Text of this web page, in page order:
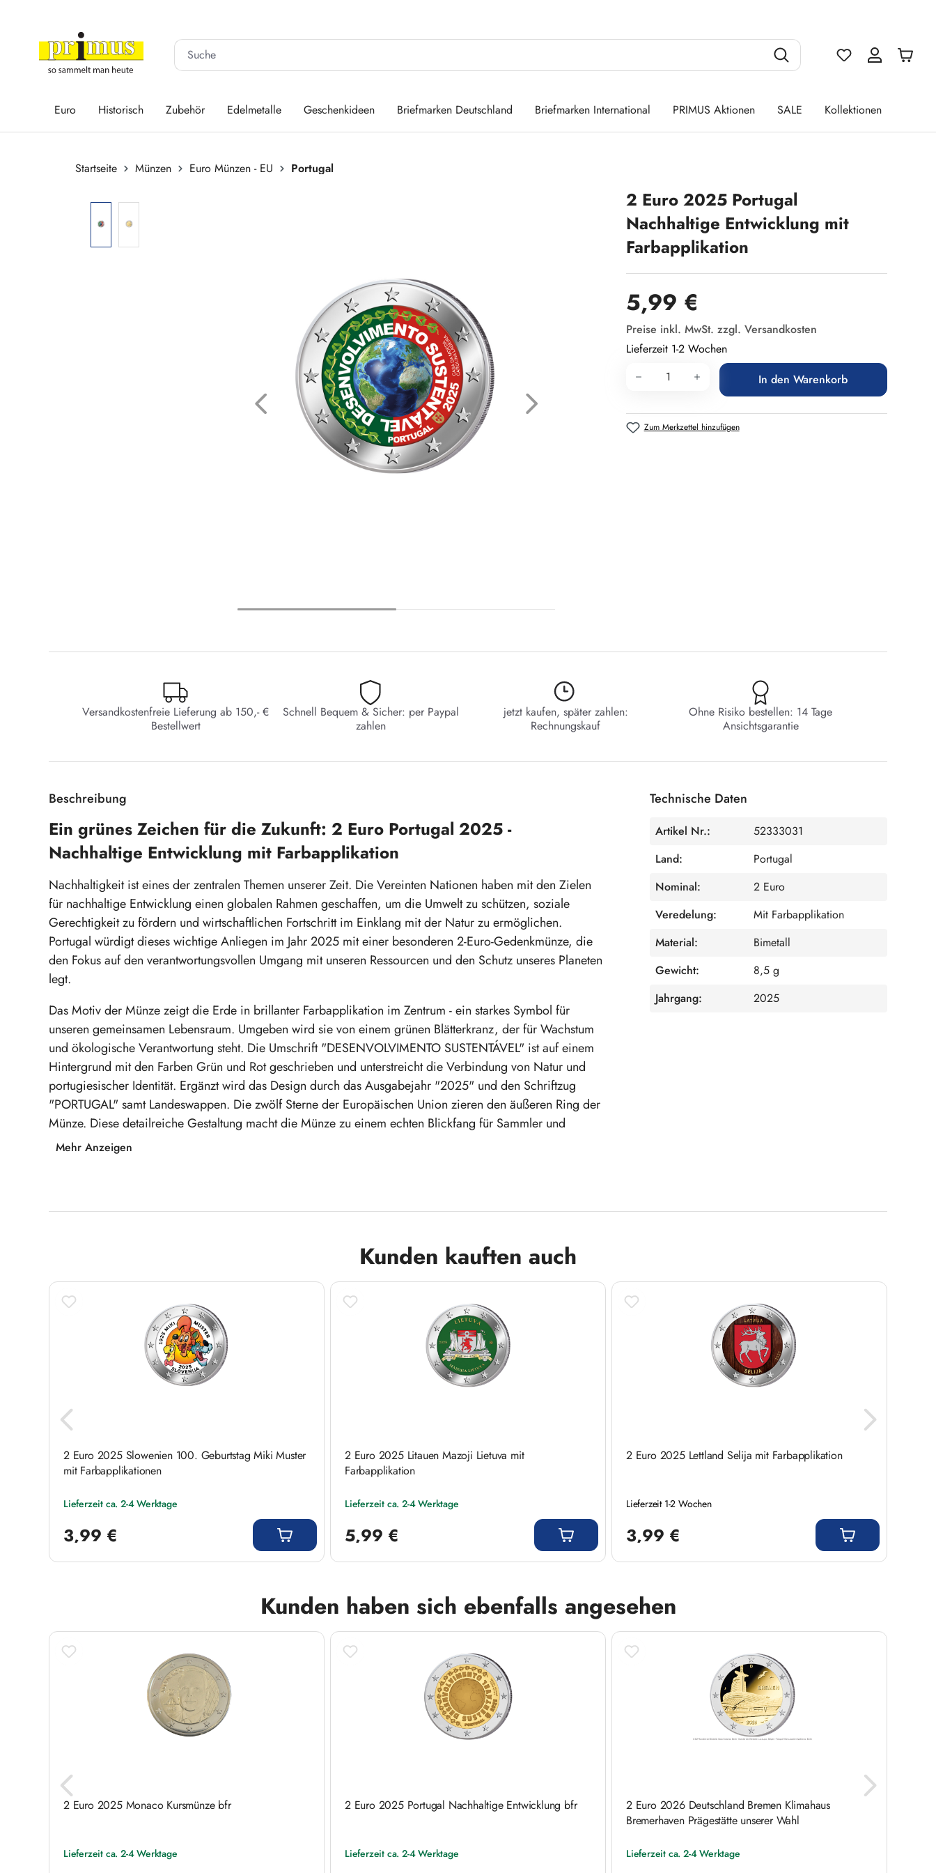
Du hast 0
Euro Historisch Zubehör Edelmetalle Geschenkideen Briefmarken Deutschland Briefmarken International PRIMUS Aktionen SALE Kollektionen
Startseite Münzen Euro Münzen - EU
Portugal
2 Euro 2025 Portugal
Nachhaltige Entwicklung mit
Farbapplikation
Regulärer Preis:
5,99 €
Preise inkl. MwSt. zzgl. Versandkosten
Lieferzeit 1-2 Wochen
Produkt Anzahl: Gib den gewünschten
In den Warenkorb
Zum Merkzettel hinzufügen
Versandkostenfreie Lieferung ab 150,- €
Bestellwert
Schnell Bequem & Sicher: per Paypal
zahlen
jetzt kaufen, später zahlen:
Rechnungskauf
Ohne Risiko bestellen: 14 Tage
Ansichtsgarantie
Beschreibung
Ein grünes Zeichen für die Zukunft: 2 Euro Portugal 2025 -
Nachhaltige Entwicklung mit Farbapplikation
Nachhaltigkeit ist eines der zentralen Themen unserer Zeit. Die Vereinten Nationen haben mit den Zielen
für nachhaltige Entwicklung einen globalen Rahmen geschaffen, um die Umwelt zu schützen, soziale
Gerechtigkeit zu fördern und wirtschaftlichen Fortschritt im Einklang mit der Natur zu ermöglichen.
Portugal würdigt dieses wichtige Anliegen im Jahr 2025 mit einer besonderen 2-Euro-Gedenkmünze, die
den Fokus auf den verantwortungsvollen Umgang mit unseren Ressourcen und den Schutz unseres Planeten
legt.
Das Motiv der Münze zeigt die Erde in brillanter Farbapplikation im Zentrum - ein starkes Symbol für
unseren gemeinsamen Lebensraum. Umgeben wird sie von einem grünen Blätterkranz, der für Wachstum
und ökologische Verantwortung steht. Die Umschrift "DESENVOLVIMENTO SUSTENTÁVEL" ist auf einem
Hintergrund mit den Farben Grün und Rot geschrieben und unterstreicht die Verbindung von Natur und
portugiesischer Identität. Ergänzt wird das Design durch das Ausgabejahr "2025" und den Schriftzug
"PORTUGAL" samt Landeswappen. Die zwölf Sterne der Europäischen Union zieren den äußeren Ring der
Münze. Diese detailreiche Gestaltung macht die Münze zu einem echten Blickfang für Sammler und
Umweltbewusste.
Nennwert: 2 Euro - Durchmesser 25,75 mm, Gewicht 8,5 g
Sichern Sie sich jetzt dieses bedeutungsvolle Sammlerstück und setzen Sie ein Zeichen für
Technische Daten
Artikel Nr.:
52333031
Land:
Portugal
Nominal:
2 Euro
Veredelung:
Mit Farbapplikation
Material:
Bimetall
Gewicht:
8,5 g
Jahrgang:
2025
Mehr Anzeigen
Kunden kauften auch
2 Euro 2025 Slowenien 100. Geburtstag Miki Muster
mit Farbapplikationen
Lieferzeit ca. 2-4 Werktage
3,99 €
2 Euro 2025 Litauen Mazoji Lietuva mit
Farbapplikation
Lieferzeit ca. 2-4 Werktage
5,99 €
2 Euro 2025 Lettland Selija mit Farbapplikation
Lieferzeit 1-2 Wochen
3,99 €
Kunden haben sich ebenfalls angesehen
2 Euro 2025 Monaco Kursmünze bfr
Lieferzeit ca. 2-4 Werktage
2 Euro 2025 Portugal Nachhaltige Entwicklung bfr
Lieferzeit ca. 2-4 Werktage
2 Euro 2026 Deutschland Bremen Klimahaus
Bremerhaven Prägestätte unserer Wahl
Lieferzeit ca. 2-4 Werktage